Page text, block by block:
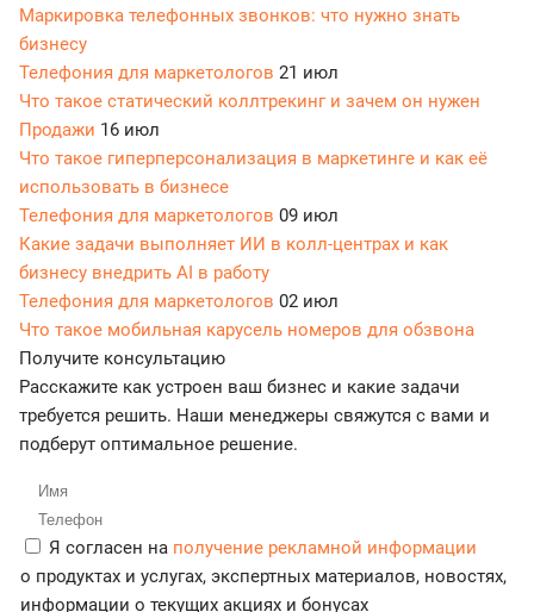
Маркировка телефонных звонков: что нужно знать
бизнесу
Телефония для маркетологов 21 июл
Что такое статический коллтрекинг и зачем он нужен
Продажи 16 июл
Что такое гиперперсонализация в маркетинге и как её
использовать в бизнесе
Телефония для маркетологов 09 июл
Какие задачи выполняет ИИ в колл-центрах и как
бизнесу внедрить AI в работу
Телефония для маркетологов 02 июл
Что такое мобильная карусель номеров для обзвона
Получите консультацию
Расскажите как устроен ваш бизнес и какие задачи
требуется решить. Наши менеджеры свяжутся с вами и
подберут оптимальное решение.
Я согласен на получение рекламной информации
о продуктах и услугах, экспертных материалов, новостях,
информации о текущих акциях и бонусах